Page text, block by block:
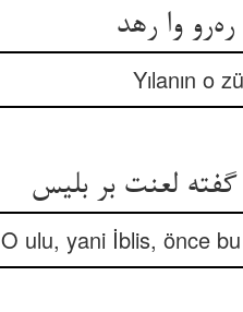
Yılanın o
O ulu, yani İblis, önce